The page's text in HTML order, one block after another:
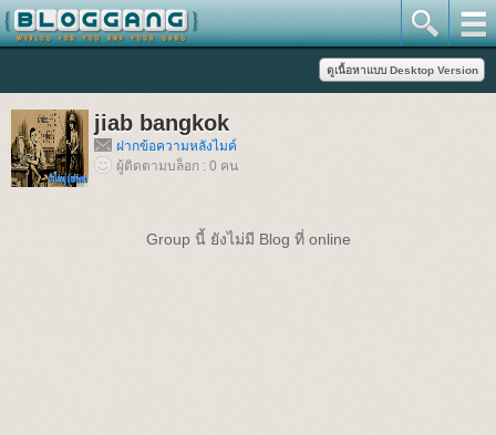
jiab bangkok
ฝากข้อความหลังไมค์
ผู้ติดตามบล็อก : 0 คน
Group นี้ ยังไม่มี Blog ที่ online